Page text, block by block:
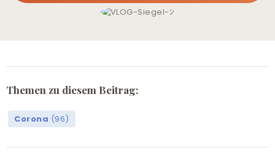
Themen zu diesem Beitrag:
Corona (96)